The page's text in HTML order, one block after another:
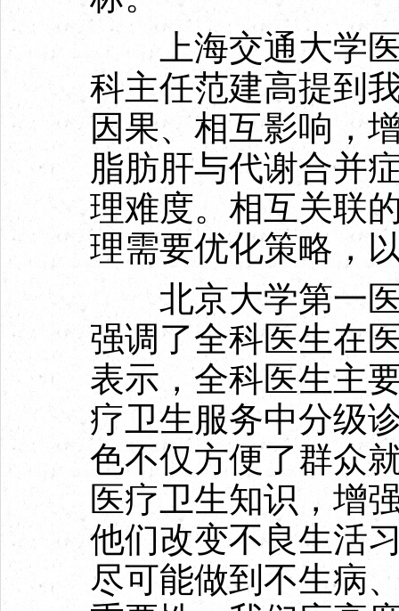
上海交通大学医
科主任范建高提到
因果、相互影响，
脂肪肝与代谢合并
理难度。相互关联
理需要优化策略，
北京大学第一医
强调了全科医生在
表示，全科医生主
疗卫生服务中分级
色不仅方便了群众
医疗卫生知识，增
他们改变不良生活
尽可能做到不生病